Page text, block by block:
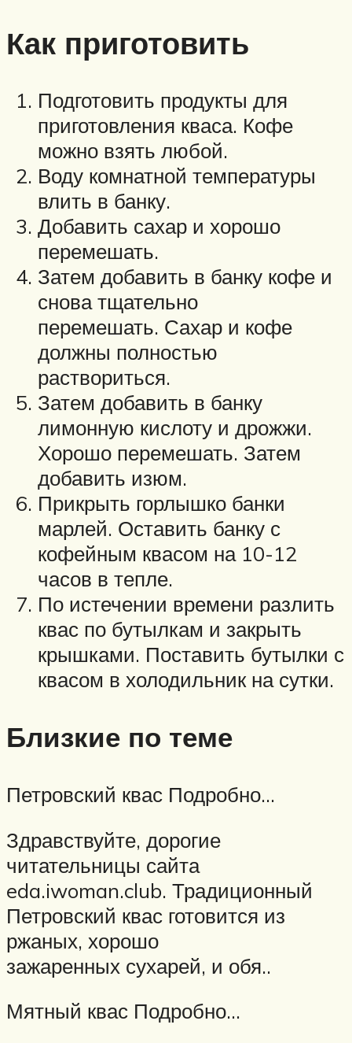
Как приготовить
Подготовить продукты для
приготовления кваса. Кофе
можно взять любой.
Воду комнатной температуры
влить в банку.
Добавить сахар и хорошо
перемешать.
Затем добавить в банку кофе и
снова тщательно
перемешать. Сахар и кофе
должны полностью
раствориться.
Затем добавить в банку
лимонную кислоту и дрожжи.
Хорошо перемешать. Затем
добавить изюм.
Прикрыть горлышко банки
марлей. Оставить банку с
кофейным квасом на 10-12
часов в тепле.
По истечении времени разлить
квас по бутылкам и закрыть
крышками. Поставить бутылки с
квасом в холодильник на сутки.
Близкие по теме
Петровский квас Подробно…
Здравствуйте, дорогие
читательницы сайта
eda.iwoman.club. Традиционный
Петровский квас готовится из
ржаных, хорошо
зажаренных сухарей, и обя..
Мятный квас Подробно…